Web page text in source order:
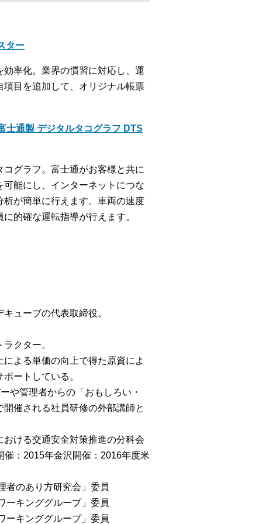
ター
率化。業界の慣習に対応し、運
目を追加して、オリジナル帳票
士通製 デジタルタコグラフ DTS
グラフ。富士通がお客様と共に
能にし、インターネットにつな
が簡単に行えます。車両の速度
的確な運転指導が行えます。
ューブの代表取締役。
クター。
よる単価の向上で得た原資によ
ートしている。
や管理者からの「おもしろい・
催される社員研修の外部講師と
ける交通安全対策推進の分科会
：2015年金沢開催：2016年度米
者のあり方研究会」委員
ーキンググループ」委員
ーキンググループ」委員